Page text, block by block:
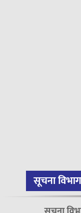
सूचना